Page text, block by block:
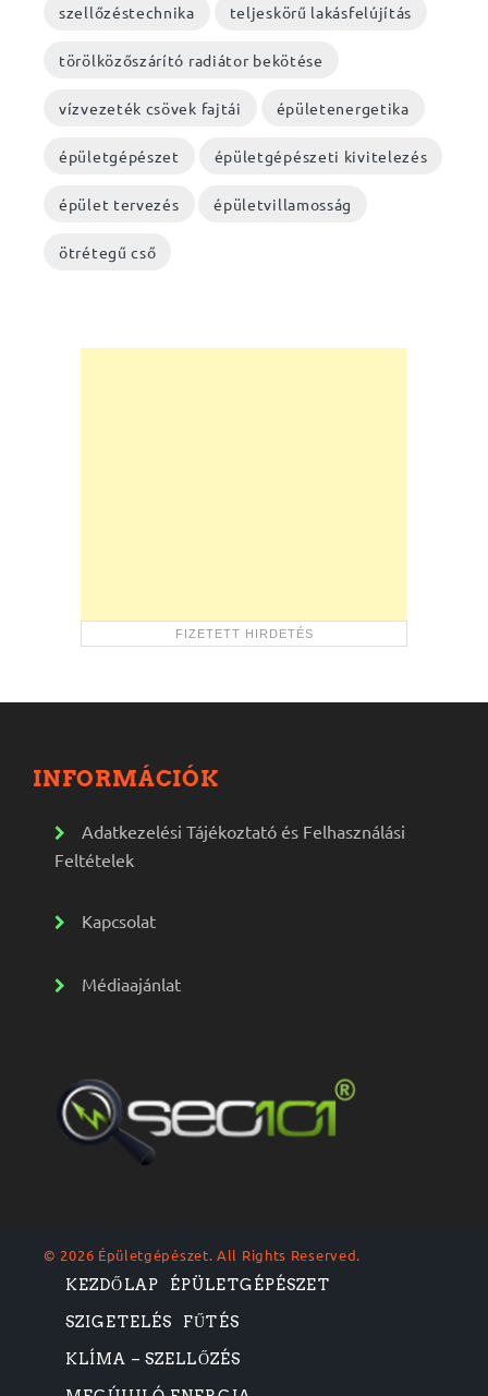
szellőzéstechnika teljeskörű lakásfelújítás
törölközőszárító radiátor bekötése
vízvezeték csövek fajtái épületenergetika
épületgépészet épületgépészeti kivitelezés
épület tervezés épületvillamosság
ötrétegű cső
INFORMÁCIÓK
Adatkezelési Tájékoztató és Felhasználási
Feltételek
Kapcsolat
Médiaajánlat
© 2026 Épületgépészet. All Rights Reserved.
KEZDŐLAP ÉPÜLETGÉPÉSZET
SZIGETELÉS FŰTÉS
KLÍMA – SZELLŐZÉS